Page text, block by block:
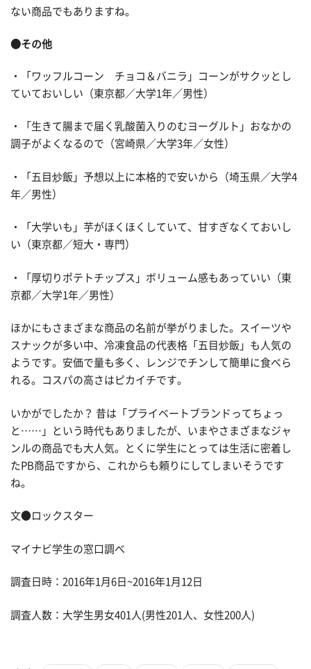
ない商品でもありますね。
●その他
・「ワッフルコーン チョコ＆バニラ」コーンがサクッとし
ていておいしい（東京都／大学1年／男性）
・「生きて腸まで届く乳酸菌入りのむヨーグルト」おなかの
調子がよくなるので（宮崎県／大学3年／女性）
・「五目炒飯」予想以上に本格的で安いから（埼玉県／大学4
年／男性）
・「大学いも」芋がほくほくしていて、甘すぎなくておいし
い（東京都／短大・専門）
・「厚切りポテトチップス」ボリューム感もあっていい（東
京都／大学1年／男性）
ほかにもさまざまな商品の名前が挙がりました。スイーツや
スナックが多い中、冷凍食品の代表格「五目炒飯」も人気の
ようです。安価で量も多く、レンジでチンして簡単に食べら
れる。コスパの高さはピカイチです。
いかがでしたか？ 昔は「プライベートブランドってちょっ
と……」という時代もありましたが、いまやさまざまなジャ
ンルの商品でも大人気。とくに学生にとっては生活に密着し
たPB商品ですから、これからも頼りにしてしまいそうです
ね。
文●ロックスター
マイナビ学生の窓口調べ
調査日時：2016年1月6日~2016年1月12日
調査人数：大学生男女401人(男性201人、女性200人)